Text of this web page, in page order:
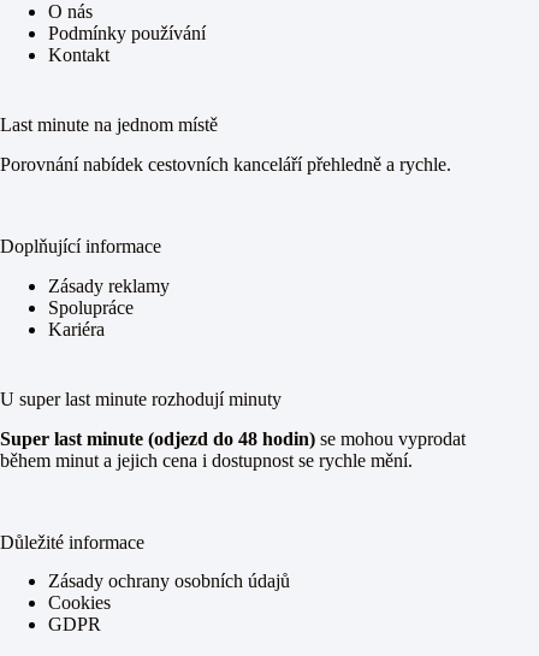
O nás
Podmínky používání
Kontakt
Last minute na jednom místě
Porovnání nabídek cestovních kanceláří přehledně a rychle.
Doplňující informace
Zásady reklamy
Spolupráce
Kariéra
U super last minute rozhodují minuty
Super last minute (odjezd do 48 hodin) se mohou vyprodat
během minut a jejich cena i dostupnost se rychle mění.
Důležité informace
Zásady ochrany osobních údajů
Cookies
GDPR